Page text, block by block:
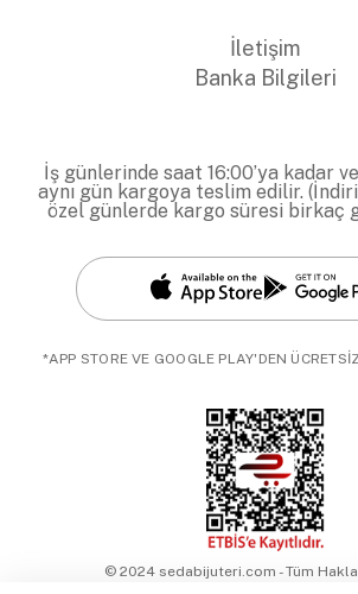
İletişim
Banka Bilgileri
İş günlerinde saat 16:00’ya kadar
aynı gün kargoya teslim edilir.
özel günlerde kargo süresi birkaç
*APP STORE VE GOOGLE PLAY'DEN
© 2024 sedabijuteri.com - Tüm